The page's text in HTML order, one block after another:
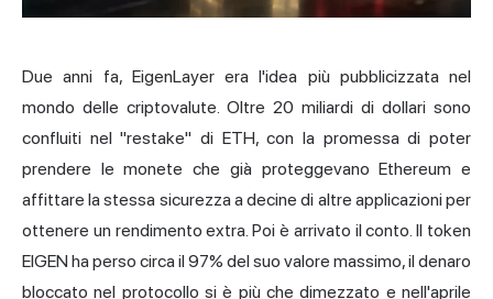
Due anni fa, EigenLayer era l'idea più pubblicizzata nel
mondo delle criptovalute. Oltre 20 miliardi di dollari sono
confluiti nel "restake" di ETH, con la promessa di poter
prendere le monete che già proteggevano Ethereum e
affittare la stessa sicurezza a decine di altre applicazioni per
ottenere un rendimento extra. Poi è arrivato il conto. Il token
EIGEN ha perso circa il 97% del suo valore massimo, il denaro
bloccato nel protocollo si è più che dimezzato e nell'aprile